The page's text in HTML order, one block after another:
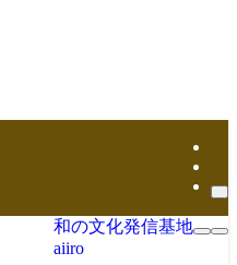
和の文化発信基地
aiiro